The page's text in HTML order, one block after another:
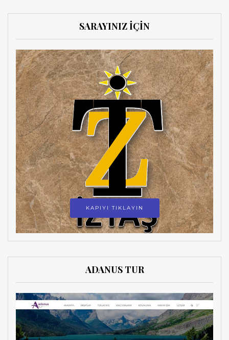
SARAYINIZ İÇİN
KAPIYI TIKLAYIN
ADANUS TUR